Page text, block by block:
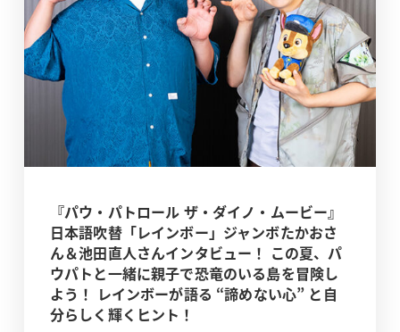
『パウ・パトロール ザ・ダイノ・ムービー』
日本語吹替「レインボー」ジャンボたかおさ
ん＆池田直人さんインタビュー！ この夏、パ
ウパトと一緒に親子で恐竜のいる島を冒険し
よう！ レインボーが語る “諦めない心” と自
分らしく輝くヒント！